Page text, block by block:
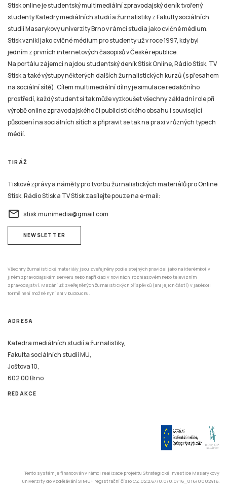
Stisk online je studentský multimediální zpravodajský deník tvořený
studenty Katedry mediálních studií a žurnalistiky z Fakulty sociálních
studií Masarykovy univerzity Brno v rámci studia jako cvičné médium.
Stisk vznikl jako cvičné médium pro studenty už v roce 1997, kdy byl
jedním z prvních internetových časopisů v České republice.
Na portálu zájemci najdou studentský deník Stisk Online, Rádio Stisk, TV
Stisk a také výstupy některých dalších žurnalistických kurzů (s přesahem
na sociální sítě). Cílem multimediální dílny je simulace redakčního
prostředí, každý student si tak může vyzkoušet všechny základní role při
výrobě online zpravodajského či publicistického obsahu i související
působení na sociálních sítích a připravit se tak na praxi v různých typech
médií.
TIRÁŽ
Tiskové zprávy a náměty pro tvorbu žurnalistických materiálů pro Online
Stisk, Rádio Stisk a TV Stisk zasílejte pouze na e-mail:
email stisk.munimedia@gmail.com
NEWSLETTER
Všechny žurnalistické materiály jsou zveřejněny podle stejných pravidel jako na kterémkoliv
jiném zpravodajském serveru nebo například v novinách, rozhlasovém nebo televizním
zpravodajství. Mazání už zveřejněných žurnalistických příspěvků (ani jejich částí) v jakékoli
formě není možné nyní ani v budoucnu.
ADRESA
Katedra mediálních studií a žurnalistiky,
Fakulta sociálních studií MU,
Joštova 10,
602 00 Brno
REDAKCE
Tento systém je financován v rámci realizace projektu Strategické investice Masarykovy
univerzity do vzdělávání SIMU+ registrační číslo CZ.02.2.67/0.0/0.0/16_016/0002416.